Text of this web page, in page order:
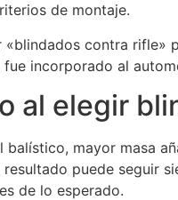
de montaje.
contra
incorporado al
al elegir
mayor masa
puede seguir
de lo esperado.